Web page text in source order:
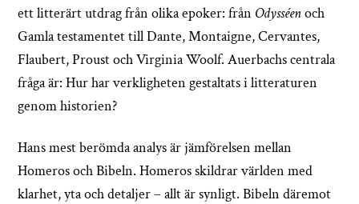
ett litterärt utdrag från olika epoker: från Odysséenoch
Gamla testamentet till Dante, Montaigne, Cervantes,
Flaubert, Proust och Virginia Woolf. Auerbachs centrala
fråga är: Hur har verkligheten gestaltats i litteraturen
genom historien?
Hans mest berömda analys är jämförelsen mellan
Homeros och Bibeln. Homeros skildrar världen med
klarhet, yta och detaljer – allt är synligt. Bibeln däremot